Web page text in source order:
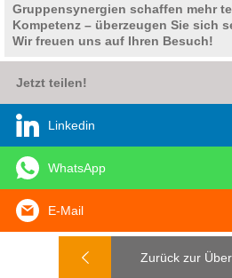
Gruppensynergien schaffen mehr
Kompetenz – überzeugen Sie sich
Wir freuen uns auf Ihren Besuch!
Jetzt teilen!
Linkedin
WhatsApp
E-Mail
Zurück zur